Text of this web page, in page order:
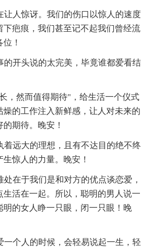
让人惊讶。我们的伤口以惊人的速度
下疤痕，我们甚至记不起我们曾经流
！
的开头说的太完美，毕竟谁都爱看结
，然而值得期待"，给生活一个仪式
燥的工作注入新鲜感，让人对未来的
期待。晚安！
着远大的理想，且有不达目的绝不终
惊人的力量。晚安！
处在于我们是和对方的优点谈恋爱，
生活在一起。所以，聪明的男人说一
明的女人睁一只眼，闭一只眼！晚
一个人的时候，会轻易说起一生，轻